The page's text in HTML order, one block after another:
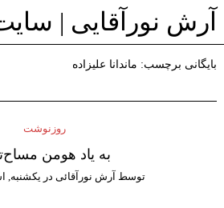
آرش نورآقایی |
بایگانی برچسب: ماندانا علیزاده
روزنوشت
به یاد هومن
توسط آرش نورآقائی در یکشنبه,